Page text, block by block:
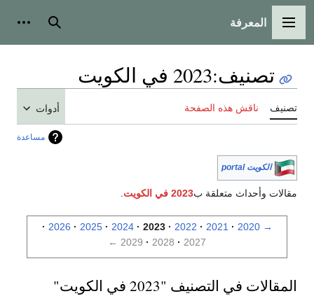
القائمة الرئيسية
المعرفة بحث
تصنيف:2023 في الكويت
تصنيف ناقش هذه الصفحة أدوات
مساعدة
الكويت portal
مقالات وأحداث متعلقة ب2023 في الكويت
→
2020
2021
2022
2023
2024
2025
2026
2027
2028
2029
←
المقالات في التصنيف "2023 في الكويت"